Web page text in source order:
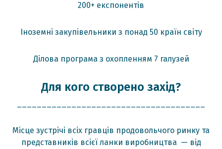
200+ експонентів
Іноземні закупівельники з понад 50 країн світу
Ділова програма з охопленням 7 галузей
Для кого створено захід?
Місце зустрічі всіх гравців продовольчого ринку та
представників всієї ланки виробництва — від